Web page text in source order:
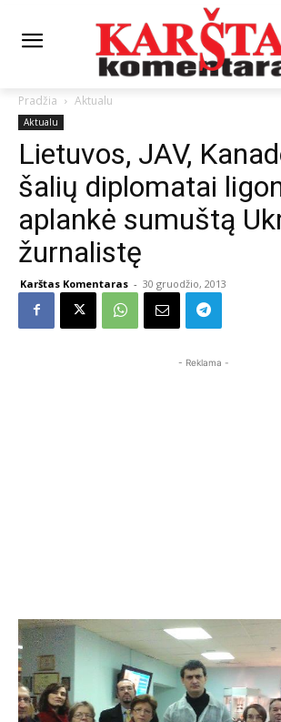
Pradžia Aktualu
Aktualu
Lietuvos, JAV,
šalių diplomatai
aplankė sumuštą
žurnalistę
Karštas Komentaras - 30 gruodžio, 2013
- Reklama -